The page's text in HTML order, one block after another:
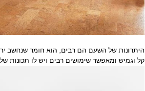
היתרונות של השעם הם רבים, הוא חומר שנחשב
קל וגמיש ומאפשר שימושים רבים ויש לו תכונות